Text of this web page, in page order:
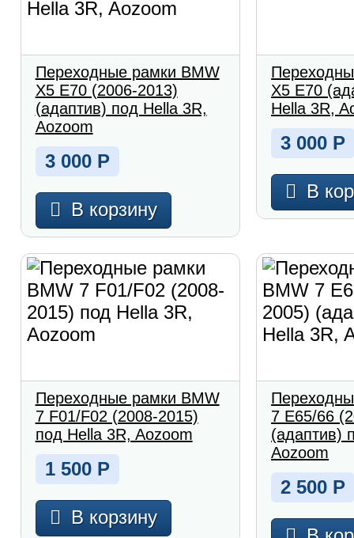
Переходные рамки BMW
X5 E70 (2006-2013)
(адаптив) под Hella 3R,
Aozoom
3 000 Р
В корзину
X5 E70
Hella 3R,
3 000 Р
В
Переходные рамки BMW
7 F01/F02 (2008-2015)
под Hella 3R, Aozoom
1 500 Р
В корзину
7 E65/66
(адаптив)
Aozoom
2 500 Р